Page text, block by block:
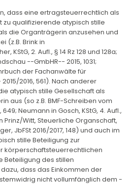
dass eine ertragsteuerrechtlich als
qualifizierende atypisch stille
die Organträgerin anzusehen und
(z.B. Brink in
KStG, 2. Aufl., § 14 Rz 128 und 128a;
--GmbHR-- 2015, 1031;
der Fachanwälte für
2016, 561). Nach anderer
atypisch stille Gesellschaft als
aus (so z.B. BMF-Schreiben vom
649; Neumann in Gosch, KStG, 4. Aufl.,
Prinz/Witt, Steuerliche Organschaft,
JbFSt 2016/2017, 148) und auch im
stille Beteiligung zur
körperschaftsteuerrechtlichen
Beteiligung des stillen
dass das Einkommen der
nicht vollumfänglich dem -